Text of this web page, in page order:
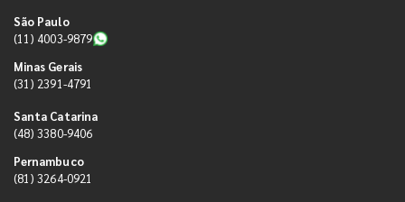
São Paulo
(11) 4003-9879
Minas Gerais
(31) 2391-4791
Santa Catarina
(48) 3380-9406
Pernambuco
(81) 3264-0921